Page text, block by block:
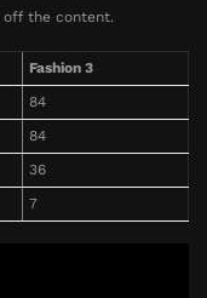
off the content.
Fashion 3
84
84
36
7